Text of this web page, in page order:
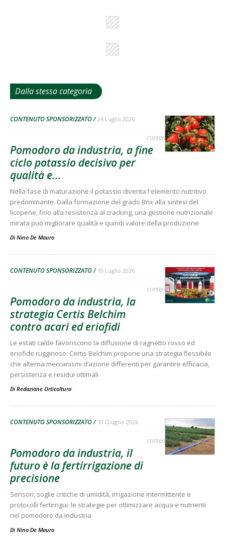
Dalla stessa categoria
CONTENUTO SPONSORIZZATO 24 Luglio 2026
contenuto sponsorizzato
Pomodoro da industria, a fine
ciclo potassio decisivo per
qualità e...
Nella fase di maturazione il potassio diventa l'elemento nutritivo
predominante. Dalla formazione del grado Brix alla sintesi del
licopene, fino alla resistenza al cracking, una gestione nutrizionale
mirata può migliorare qualità e quindi valore della produzione
Di Nino De Mauro
CONTENUTO SPONSORIZZATO 10 Luglio 2026
contenuto sponsorizzato
Pomodoro da industria, la
strategia Certis Belchim
contro acari ed eriofidi
Le estati calde favoriscono la diffusione di ragnetto rosso ed
eriofide rugginoso. Certis Belchim propone una strategia flessibile
che alterna meccanismi d’azione differenti per garantire efficacia,
persistenza e residui ottimali
Di Redazione Orticoltura -
CONTENUTO SPONSORIZZATO 30 Giugno 2026
contenuto sponsorizzato
Pomodoro da industria, il
futuro è la fertirrigazione di
precisione
Sensori, soglie critiche di umidità, irrigazione intermittente e
protocolli fertirrigui: le strategie per ottimizzare acqua e nutrienti
nel pomodoro da industria
Di Nino De Mauro